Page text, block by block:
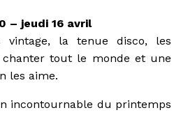
– jeudi 16 avril
vintage, la tenue disco, les
tout le monde et une
les aime.
incontournable du printemps